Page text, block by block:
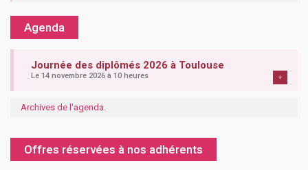
Agenda
Journée des diplômés 2026 à Toulouse
Le 14 novembre 2026 à 10 heures +
Archives de l'agenda
Offres réservées à nos adhérents